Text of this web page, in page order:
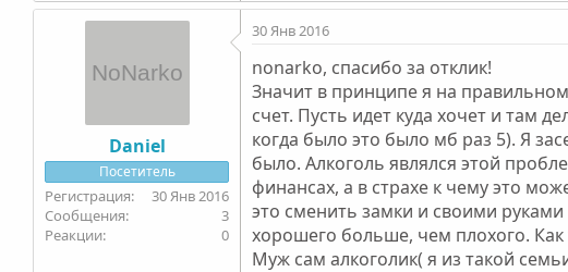
Daniel
Посетитель
30 Янв 2016
3
0
30 Янв 2016
nonarko, спасибо за отклик!
Значит в принципе я на
счет. Пусть идет куда хочет и там
когда было это было мб раз 5). Я
было. Алкоголь являлся этой
финансах, а в страхе к чему это
это сменить замки и своими
хорошего больше, чем плохого. Как
Муж сам алкоголик( я из такой